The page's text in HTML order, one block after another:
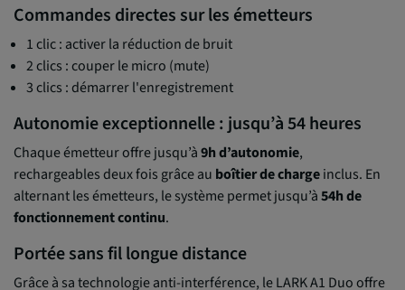
Commandes directes sur les émetteurs
1 clic : activer la réduction de bruit
2 clics : couper le micro (mute)
3 clics : démarrer l'enregistrement
Autonomie exceptionnelle : jusqu’à 54 heures
Chaque émetteur offre jusqu’à9h d’autonomie,
rechargeables deux fois grâce au boîtier de chargeinclus. En
alternant les émetteurs, le système permet jusqu’à54h de
fonctionnement continu.
Portée sans fil longue distance
Grâce à sa technologie anti-interférence, le LARK A1 Duo offre